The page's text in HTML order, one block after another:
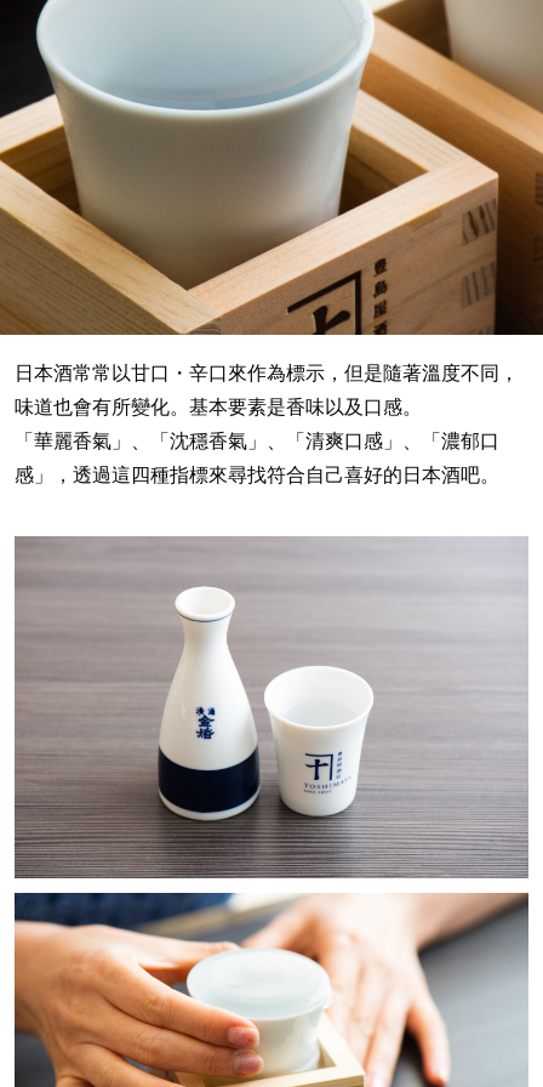
日本酒常常以甘口・辛口來作為標示，但是隨著溫度不同，
味道也會有所變化。基本要素是香味以及口感。
「華麗香氣」、「沈穩香氣」、「清爽口感」、「濃郁口
感」，透過這四種指標來尋找符合自己喜好的日本酒吧。